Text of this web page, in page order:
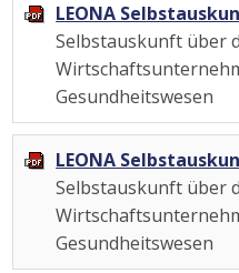
LEONA
Selbstauskunft über
Gesundheitswesen
LEONA
Selbstauskunft über
Gesundheitswesen